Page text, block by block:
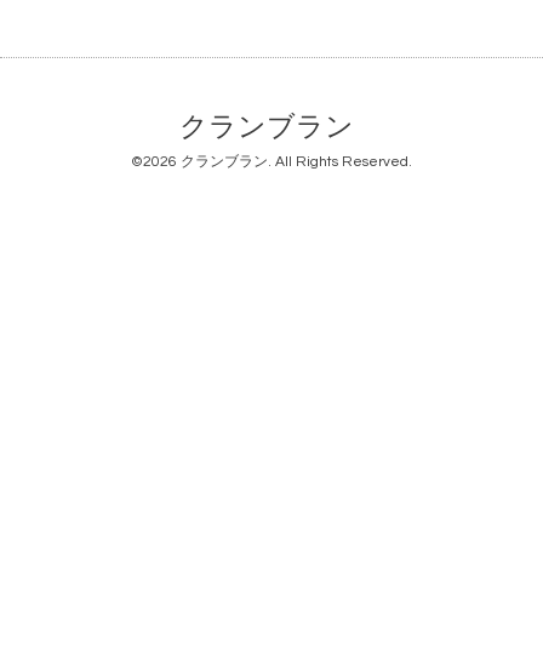
クランブラン
©2026 クランブラン. All Rights Reserved.